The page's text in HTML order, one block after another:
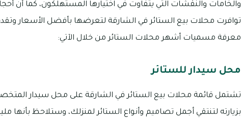
والخامات والنقشات التي يتفاوت في اختيارها المستهلكون، كما أن
توافرت محلات بيع الستائر في الشارقة لتعرضها بأفضل الأسعار
معرفة مسميات أشهر محلات الستائر من خلال الآتي:
محل سيدار للستائر
تشتمل قائمة محلات بيع الستائر في الشارقة على محل سيدار
بزيارته لتنتقي أجمل تصاميم وأنواع الستائر لمنزلك، وستلاحظ بأنها